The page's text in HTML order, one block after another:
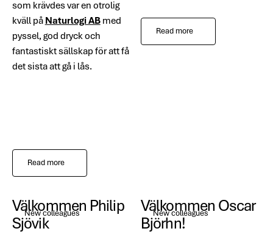
som krävdes var en otrolig
kväll påNaturlogi ABmed
pyssel, god dryck och
fantastiskt sällskap för att få
det sista att gå i lås.
Read more
Read more
New colleagues
Välkommen Philip
Sjövik
New colleagues
Välkommen Oscar
Björhn!